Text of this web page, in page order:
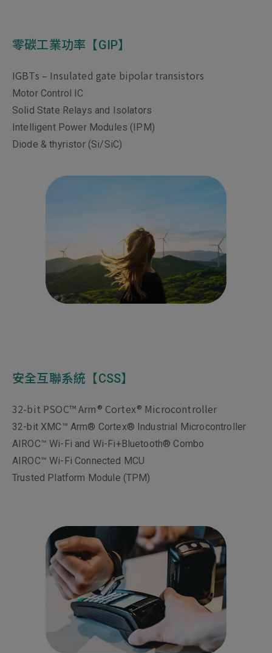
零碳工業功率【GIP】
IGBTs – Insulated gate bipolar transistors
Motor Control IC
Solid State Relays and Isolators
Intelligent Power Modules (IPM)
Diode & thyristor (Si/SiC)
安全互聯系統【CSS】
32-bit PSOC™ Arm® Cortex® Microcontroller
32-bit XMC™ Arm® Cortex® Industrial Microcontroller
AIROC™ Wi-Fi and Wi-Fi+Bluetooth® Combo
AIROC™ Wi-Fi Connected MCU
Trusted Platform Module (TPM)